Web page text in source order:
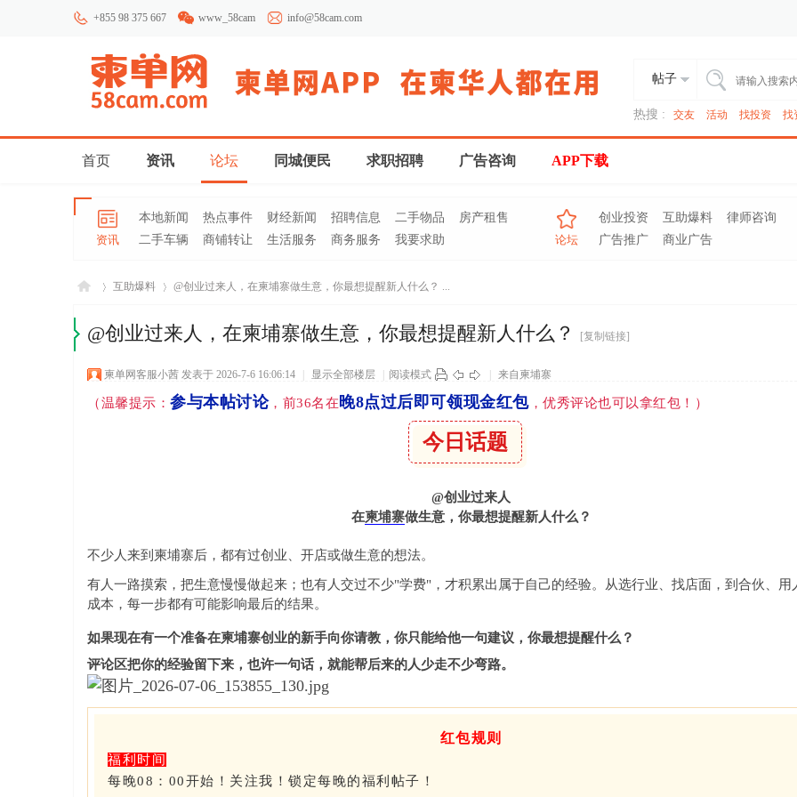
+855 98 375 667 www_58cam info@58cam.com
帖子
热搜 : 交友 活动 找投资 找
首页 资讯 论坛 同城便民 求职招聘 广告咨询 APP下载
资讯
本地新闻 热点事件 财经新闻 招聘信息 二手物品
房产租售
二手车辆
商铺转让 生活服务 商务服务 我要求助 论坛
创业投资 互助爆料
律师咨询
广告推广
商业广告
互助爆料 @创业过来人，在柬埔寨做生意，你最想提醒新人什么？ ...
@创业过来人，在柬埔寨做生意，你最想提醒新人什么？ [复制链接]
柬单网客服小茜 发表于 2026-7-6 16:06:14 显示全部楼层 阅读模式 来自柬埔寨
（温馨提示：参与本帖讨论，前36名在晚8点过后即可领现金红包，优秀评论也可以拿红包！）
今日话题
@创业过来人
在柬埔寨做生意，你最想提醒新人什么？
不少人来到柬埔寨后，都有过创业、开店或做生意的想法。
有人一路摸索，把生意慢慢做起来；也有人交过不少"学费"，才积累出属于自己的经验。从选行业、找店面，到合伙、用
成本，每一步都有可能影响最后的结果。
如果现在有一个准备在柬埔寨创业的新手向你请教，你只能给他一句建议，你最想提醒什么？
评论区把你的经验留下来，也许一句话，就能帮后来的人少走不少弯路。
红包规则
福利时间
每晚08：00开始！关注我！锁定每晚的福利帖子！